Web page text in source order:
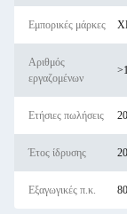
Εμπορικές μάρκες
Αριθμός
εργαζομένων
Ετήσιες πωλήσεις
Έτος ίδρυσης
Εξαγωγικές π.κ.